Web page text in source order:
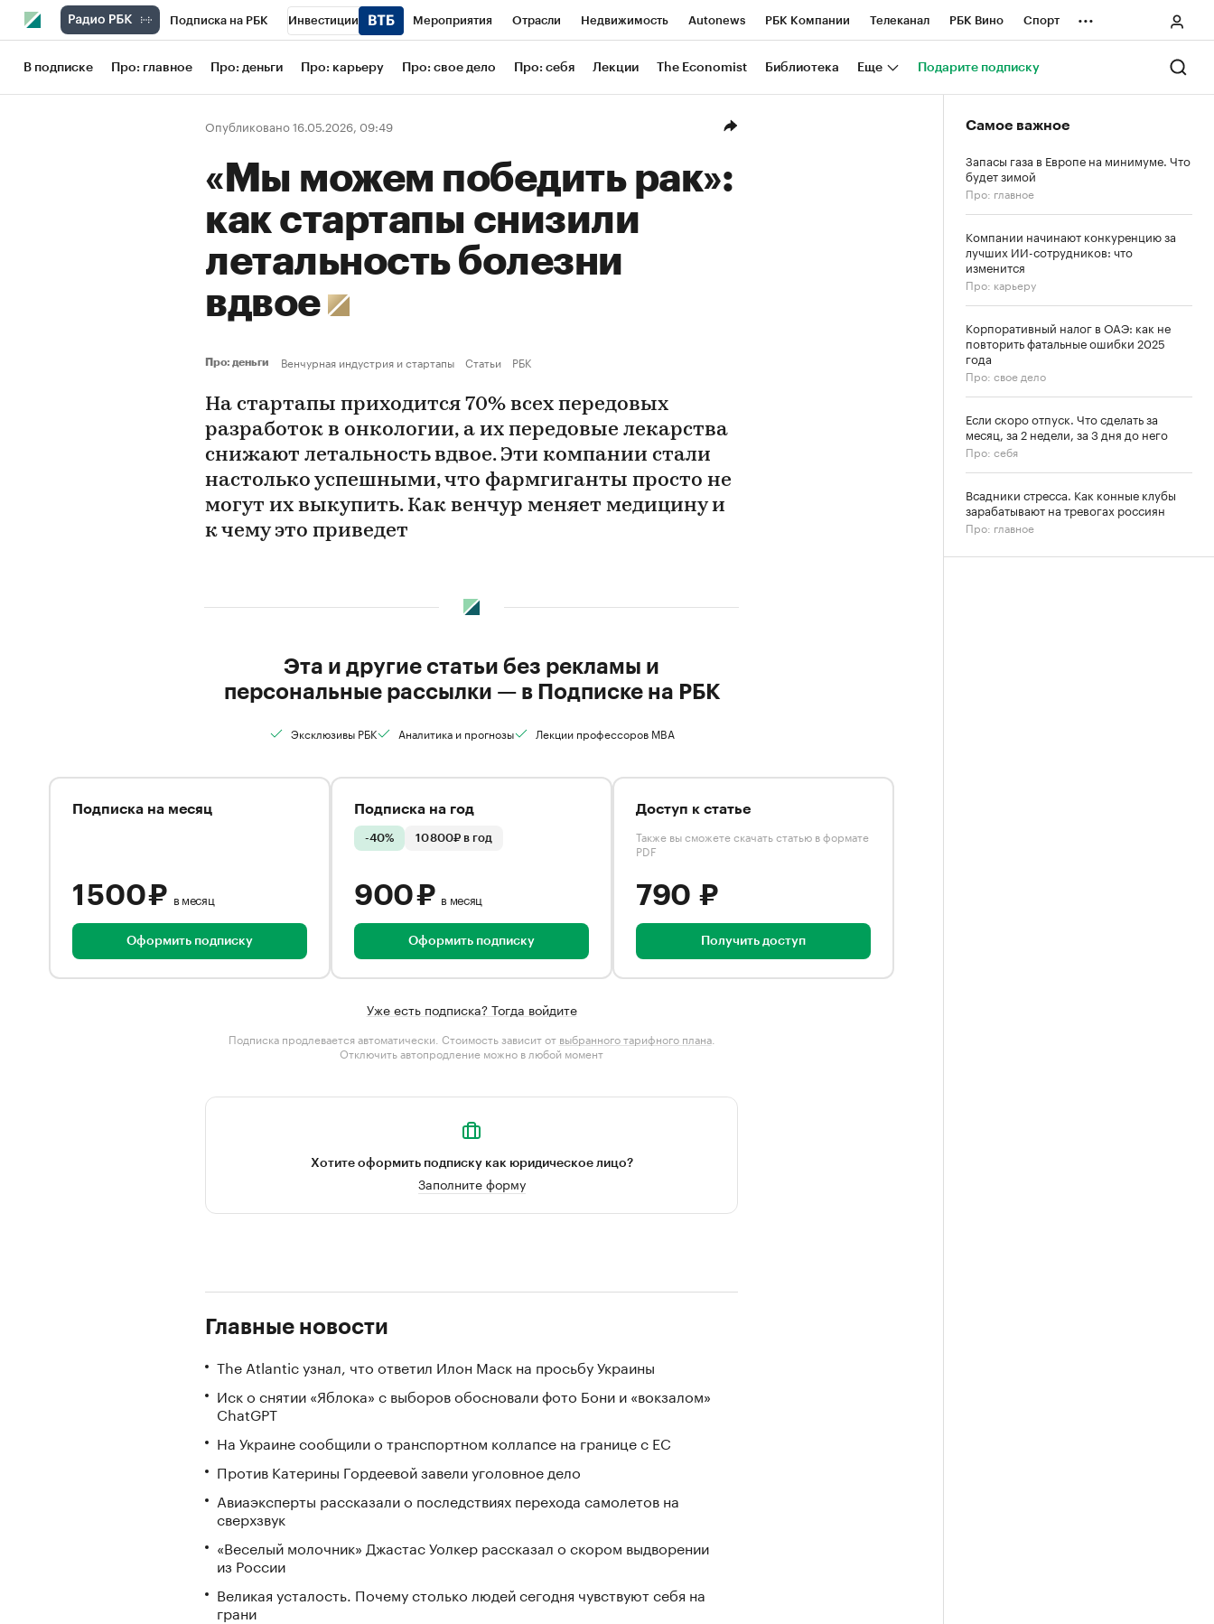
Подписка на РБК Инвестиции Мероприятия Отрасли Недвижимость Autonews РБК Компании Телеканал РБК Вино Спорт
Школа управления РБК РБК Образование РБК Life Тренды Визионеры Национальные проекты Город
Рынок наличной валюты
...
В подписке Про: главное Про: деньги Про: карьеру Про: свое дело Про: себя Лекции The Economist Библиотека Еще Подарите подписку
Опубликовано 16.05.2026, 09:49
«Мы можем победить рак»:
как стартапы снизили
летальность болезни
вдвое
Про: деньги Венчурная индустрия и стартапы Статьи РБК
На стартапы приходится 70% всех передовых
разработок в онкологии, а их передовые лекарства
снижают летальность вдвое. Эти компании стали
настолько успешными, что фармгиганты просто не
могут их выкупить. Как венчур меняет медицину и
к чему это приведет
Эта и другие статьи без рекламы и
персональные рассылки — в Подписке на РБК
Эксклюзивы РБК Аналитика и прогнозы Лекции профессоров MBA
Подписка на месяц
1 500 ₽ в месяц
Оформить подписку
Подписка на год
-40% 10 800₽ в год
900 ₽ в месяц
Оформить подписку
Доступ к статье
Также вы сможете скачать статью в формате
PDF
790 ₽
Получить доступ
Уже есть подписка? Тогда войдите
Подписка продлевается автоматически. Стоимость зависит от выбранного тарифного плана.
Отключить автопродление можно в любой момент
Хотите оформить подписку как юридическое лицо?
Заполните форму
Главные новости
The Atlantic узнал, что ответил Илон Маск на просьбу Украины
Иск о снятии «Яблока» с выборов обосновали фото Бони и «вокзалом»
ChatGPT
На Украине сообщили о транспортном коллапсе на границе с ЕС
Против Катерины Гордеевой завели уголовное дело
Авиаэксперты рассказали о последствиях перехода самолетов на
сверхзвук
«Веселый молочник» Джастас Уолкер рассказал о скором выдворении
из России
Великая усталость. Почему столько людей сегодня чувствуют себя на
грани
Самое важное
Запасы газа в Европе на минимуме. Что
будет зимой
Про: главное
Компании начинают конкуренцию за
лучших ИИ-сотрудников: что
изменится
Про: карьеру
Корпоративный налог в ОАЭ: как не
повторить фатальные ошибки 2025
года
Про: свое дело
Если скоро отпуск. Что сделать за
месяц, за 2 недели, за 3 дня до него
Про: себя
Всадники стресса. Как конные клубы
зарабатывают на тревогах россиян
Про: главное